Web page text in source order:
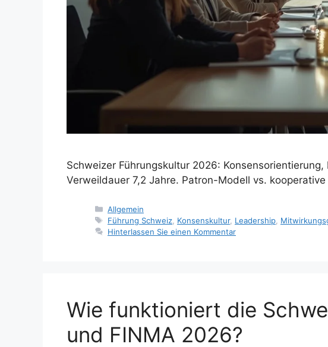
Schweizer Führungskultur 2026:
Verweildauer 7,2 Jahre. Patron-Modell vs. kooperative
Kategorien
Allgemein
Tags
Führung Schweiz, Konsenskultur, Leadership,
Hinterlassen Sie einen Kommentar
Wie funktioniert die
und FINMA 2026?